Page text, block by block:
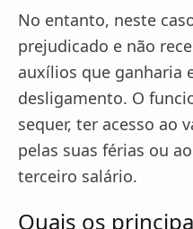
No entanto, neste
prejudicado e não
auxílios que ganharia
desligamento. O
sequer, ter acesso ao
pelas suas férias ou
terceiro salário.
Quais os